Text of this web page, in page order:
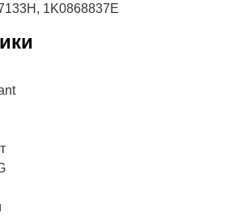
1K0868837E